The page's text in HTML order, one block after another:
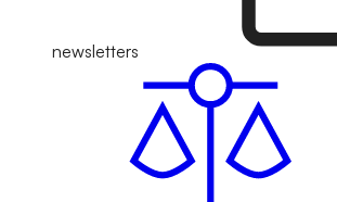
newsletters